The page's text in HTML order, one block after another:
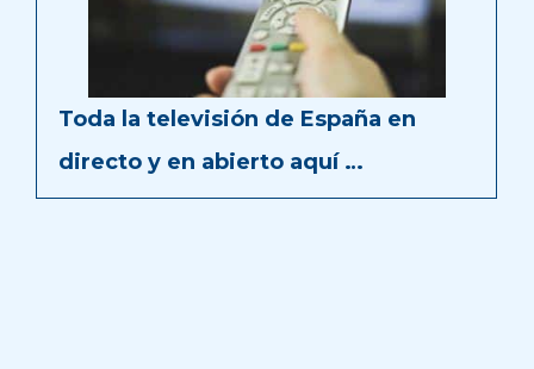
Toda la televisión de España en
directo y en abierto aquí …